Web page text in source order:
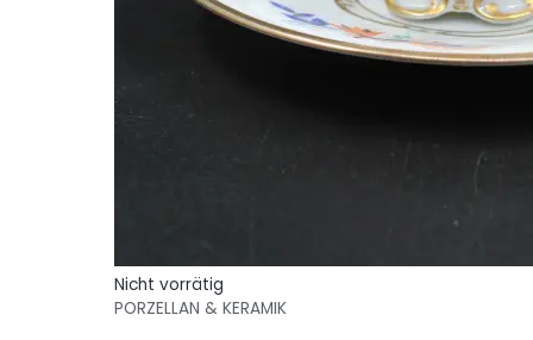
Nicht vorrätig
PORZELLAN & KERAMIK